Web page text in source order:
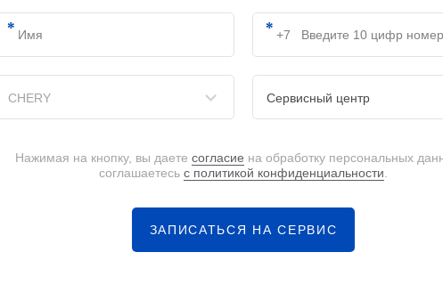
CHERY Сервисный центр
Нажимая на кнопку, вы даете согласие на обработку персональных
соглашаетесь с политикой конфиденциальности
ЗАПИСАТЬСЯ НА СЕРВИС